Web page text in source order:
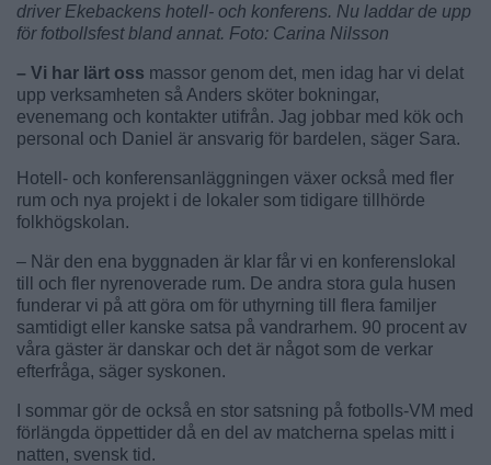
driver Ekebackens hotell- och konferens. Nu laddar de upp
för fotbollsfest bland annat. Foto: Carina Nilsson
– Vi har lärt oss massor genom det, men idag har vi delat
upp verksamheten så Anders sköter bokningar,
evenemang och kontakter utifrån. Jag jobbar med kök och
personal och Daniel är ansvarig för bardelen, säger Sara.
Hotell- och konferensanläggningen växer också med fler
rum och nya projekt i de lokaler som tidigare tillhörde
folkhögskolan.
– När den ena byggnaden är klar får vi en konferenslokal
till och fler nyrenoverade rum. De andra stora gula husen
funderar vi på att göra om för uthyrning till flera familjer
samtidigt eller kanske satsa på vandrarhem. 90 procent av
våra gäster är danskar och det är något som de verkar
efterfråga, säger syskonen.
I sommar gör de också en stor satsning på fotbolls-VM med
förlängda öppettider då en del av matcherna spelas mitt i
natten, svensk tid.